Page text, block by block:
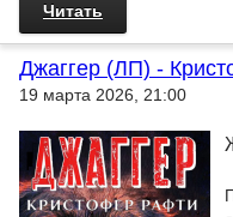
Читать
Джаггер (ЛП) -
19 марта 2026, 21:00